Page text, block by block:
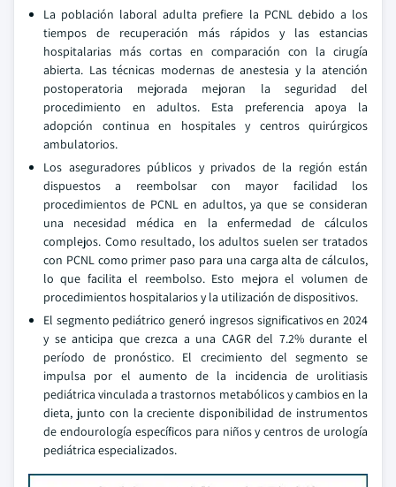
La población laboral adulta prefiere la PCNL debido a los
tiempos de recuperación más rápidos y las estancias
hospitalarias más cortas en comparación con la cirugía
abierta. Las técnicas modernas de anestesia y la atención
postoperatoria mejorada mejoran la seguridad del
procedimiento en adultos. Esta preferencia apoya la
adopción continua en hospitales y centros quirúrgicos
ambulatorios.
Los aseguradores públicos y privados de la región están
dispuestos a reembolsar con mayor facilidad los
procedimientos de PCNL en adultos, ya que se consideran
una necesidad médica en la enfermedad de cálculos
complejos. Como resultado, los adultos suelen ser tratados
con PCNL como primer paso para una carga alta de cálculos,
lo que facilita el reembolso. Esto mejora el volumen de
procedimientos hospitalarios y la utilización de dispositivos.
El segmento pediátrico generó ingresos significativos en 2024
y se anticipa que crezca a una CAGR del 7.2% durante el
período de pronóstico. El crecimiento del segmento se
impulsa por el aumento de la incidencia de urolitiasis
pediátrica vinculada a trastornos metabólicos y cambios en la
dieta, junto con la creciente disponibilidad de instrumentos
de endourología específicos para niños y centros de urología
pediátrica especializados.